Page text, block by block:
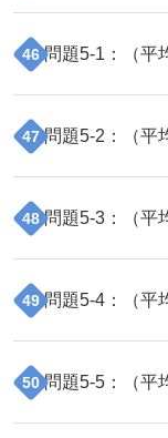
46 問題5-1 ：（平
47 問題5-2 ：（平
48 問題5-3 ：（平
49 問題5-4 ：（平
50 問題5-5 ：（平